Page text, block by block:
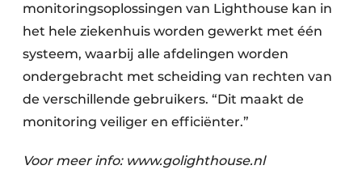
monitoringsoplossingen van Lighthouse kan in
het hele ziekenhuis worden gewerkt met één
systeem, waarbij alle afdelingen worden
ondergebracht met scheiding van rechten van
de verschillende gebruikers. “Dit maakt de
monitoring veiliger en efficiënter.”
Voor meer info: www.golighthouse.nl